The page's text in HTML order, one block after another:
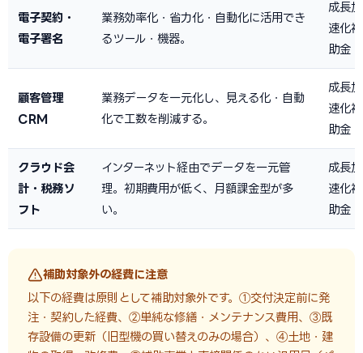
電子契約・
電子署名
業務効率化・省力化・自動化に活用でき
るツール・機器。
成長加
速化補
助金
顧客管理
CRM
業務データを一元化し、見える化・自動
化で工数を削減する。
成長加
速化補
助金
クラウド会
計・税務ソ
フト
インターネット経由でデータを一元管
理。初期費用が低く、月額課金型が多
い。
成長加
速化補
助金
補助対象外の経費に注意
以下の経費は原則として補助対象外です。①交付決定前に発
注・契約した経費、②単純な修繕・メンテナンス費用、③既
存設備の更新（旧型機の買い替えのみの場合）、④土地・建